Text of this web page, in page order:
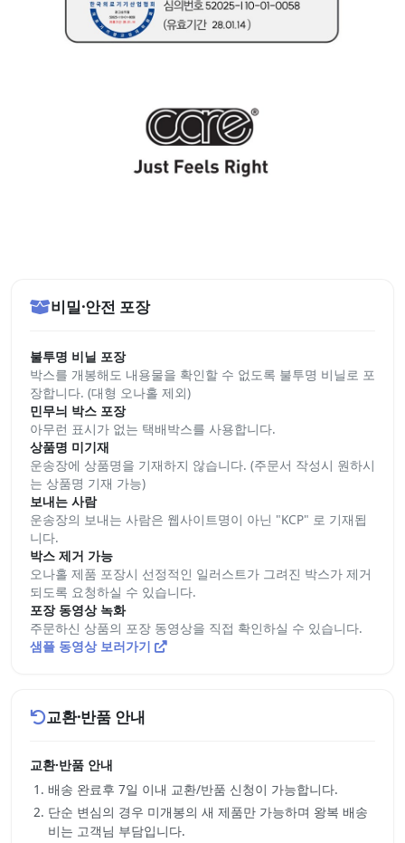
비밀·안전 포장
불투명 비닐 포장
박스를 개봉해도 내용물을 확인할 수 없도록 불투명 비닐로 포
장합니다. (대형 오나홀 제외)
민무늬 박스 포장
아무런 표시가 없는 택배박스를 사용합니다.
상품명 미기재
운송장에 상품명을 기재하지 않습니다. (주문서 작성시 원하시
는 상품명 기재 가능)
보내는 사람
운송장의 보내는 사람은 웹사이트명이 아닌 "KCP" 로 기재됩
니다.
박스 제거 가능
오나홀 제품 포장시 선정적인 일러스트가 그려진 박스가 제거
되도록 요청하실 수 있습니다.
포장 동영상 녹화
주문하신 상품의 포장 동영상을 직접 확인하실 수 있습니다.
샘플 동영상 보러가기
교환·반품 안내
교환·반품 안내
배송 완료후 7일 이내 교환/반품 신청이 가능합니다.
단순 변심의 경우 미개봉의 새 제품만 가능하며 왕복 배송
비는 고객님 부담입니다.